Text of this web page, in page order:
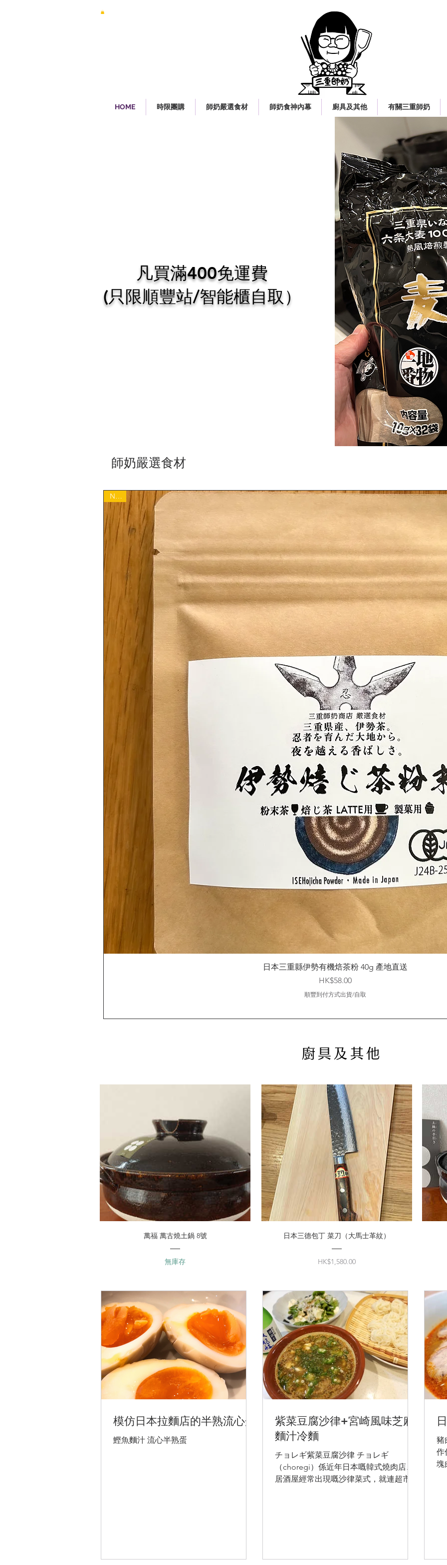
HOME 時限團購 師奶嚴選食材 師奶食神內幕 廚具及其他 有關三重師奶
凡買滿400免運費
​(只限順豐站/智能櫃自取）
師奶嚴選食材
快速瀏覽
NEW
日本三重縣伊勢有機焙茶粉 40g 產地直送
價格
HK$58.00
順豐到付方式出貨/自取
廚具及其他
萬福 萬古燒土鍋 8號
無庫存
日本三德包丁 菜刀（大馬士革紋）
HK$1,580.00價
模仿日本拉麵店的半熟流心蛋
鰹魚麵汁 流心半熟蛋
紫菜豆腐沙律+宮崎風味芝麻
麵汁冷麵
チョレギ紫菜豆腐沙律 チョレギ
（choregi）係近年日本嘅韓式燒肉店、
居酒屋經常出現嘅沙律菜式，就連超市都
豬
作
塊